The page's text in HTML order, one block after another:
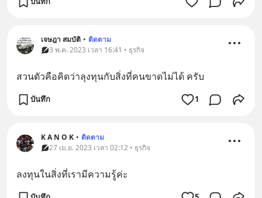
เจษฎา สมบัติ • ติดตาม
3 พ.ค. 2023 เวลา 16:41 • ธุรกิจ
สวนตัวคือคิดว่าลุงทุนกับสิ่งที่คนขาดไม่ได้ ครับ
บันทึก 1
K A N O K • ติดตาม
27 เม.ย. 2023 เวลา 02:12 • ธุรกิจ
ลงทุนในสิ่งที่เรามีความรู้ค่ะ